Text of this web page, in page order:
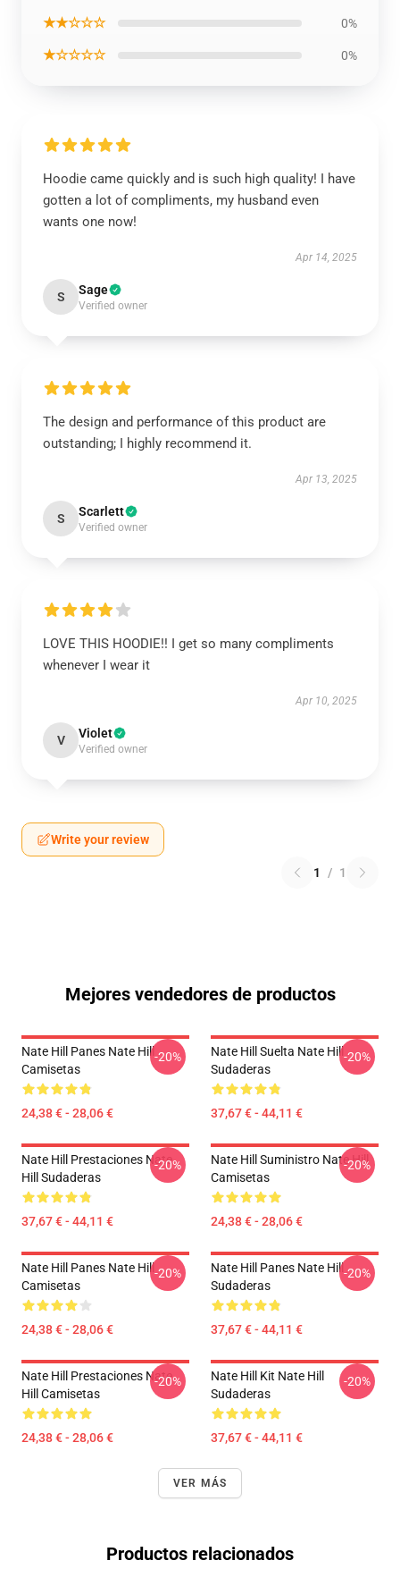
★★☆☆☆ 0%
★☆☆☆☆ 0%
Hoodie came quickly and is such high quality! I have
gotten a lot of compliments, my husband even
wants one now!
Apr 14, 2025
S Sage
Verified owner
The design and performance of this product are
outstanding; I highly recommend it.
Apr 13, 2025
S Scarlett
Verified owner
LOVE THIS HOODIE!! I get so many compliments
whenever I wear it
Apr 10, 2025
V Violet
Verified owner
Write your review
1 / 1
Mejores vendedores de productos
Nate Hill Panes Nate Hill
Camisetas
24,38 € - 28,06 €
-20%
Nate Hill Suelta Nate Hill
Sudaderas
37,67 € - 44,11 €
-20%
Nate Hill Prestaciones Nate
Hill Sudaderas
37,67 € - 44,11 €
-20%
Nate Hill Suministro Nate Hill
Camisetas
24,38 € - 28,06 €
-20%
Nate Hill Panes Nate Hill
Camisetas
24,38 € - 28,06 €
-20%
Nate Hill Panes Nate Hill
Sudaderas
37,67 € - 44,11 €
-20%
Nate Hill Prestaciones Nate
Hill Camisetas
24,38 € - 28,06 €
-20%
Nate Hill Kit Nate Hill
Sudaderas
37,67 € - 44,11 €
-20%
VER MÁS
Productos relacionados